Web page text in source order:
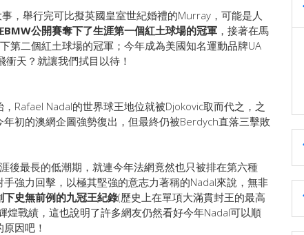
，舉行完可比擬英國皇室世紀婚禮的Murray，可能是人
公開賽奪下了生涯第一個紅土球場的冠軍 ，接著在馬
第二個紅土球場的冠軍；今年成為美國知名運動品牌UA
天？就讓我們拭目以待！
Rafael Nadal的世界球王地位就被Djokovic取而代之，之
初的澳網企圖強勢復出，但最終仍被Berdych直落三擊敗
後最長的低潮期，就連今年法網竟然也只被排在第六種
強力回擊，以極其堅強的意志力著稱的Nadal來說，無非
下史無前例的九冠王紀錄(歷史上在單項大滿貫封王的最高
煌戰績，這也說明了許多網友仍然看好今年Nadal可以順
因吧！